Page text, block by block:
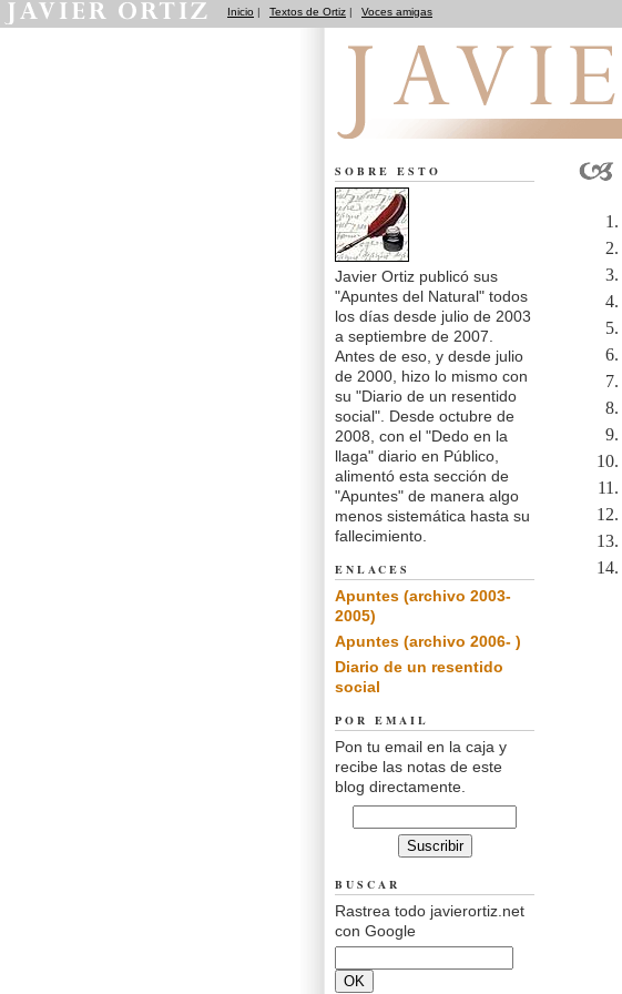
Inicio | Textos de Ortiz | Voces amigas
SOBRE ESTO
Javier Ortiz publicó sus
"Apuntes del Natural" todos
los días desde julio de 2003
a septiembre de 2007.
Antes de eso, y desde julio
de 2000, hizo lo mismo con
su "Diario de un resentido
social". Desde octubre de
2008, con el "Dedo en la
llaga" diario en Público,
alimentó esta sección de
"Apuntes" de manera algo
menos sistemática hasta su
fallecimiento.
ENLACES
Apuntes (archivo 2003-
2005)
Apuntes (archivo 2006- )
Diario de un resentido
social
POR EMAIL
Pon tu email en la caja y
recibe las notas de este
blog directamente.
BUSCAR
Rastrea todo javierortiz.net
con Google